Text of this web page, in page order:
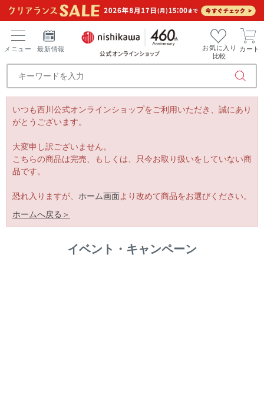
メニュー 最新情報
お気に入り
比較
カート
いつも西川公式オンラインショップをご利用いただき、誠にあり
がとうございます。
大変申し訳ございません。
こちらの商品は完売、もしくは、只今お取り扱いをしていない商
品です。
恐れ入りますが、 ホーム画面より改めて商品をお選びください。
ホームへ戻る＞
イベント・キャンペーン